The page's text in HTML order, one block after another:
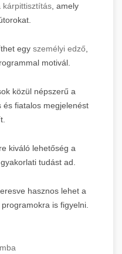
kárpittisztítás, amely
egy személyi edző
motivál.
közül népszerű a
és fiatalos megjelenést
kiváló lehetőség a
gyakorlati tudást ad.
hasznos lehet a
programokra is figyelni.